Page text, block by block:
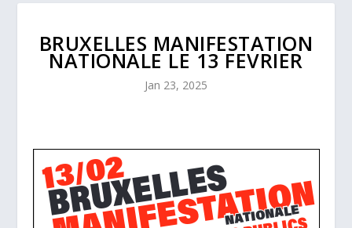
BRUXELLES MANIFESTATION
NATIONALE LE 13 FEVRIER
Jan 23, 2025